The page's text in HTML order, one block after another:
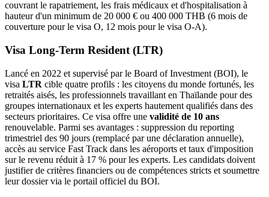
couvrant le rapatriement, les frais médicaux et d'hospitalisation à
hauteur d'un minimum de 20 000 € ou 400 000 THB (6 mois de
couverture pour le visa O, 12 mois pour le visa O-A).
Visa Long-Term Resident (LTR)
Lancé en 2022 et supervisé par le Board of Investment (BOI), le
visa LTR cible quatre profils : les citoyens du monde fortunés, les
retraités aisés, les professionnels travaillant en Thaïlande pour des
groupes internationaux et les experts hautement qualifiés dans des
secteurs prioritaires. Ce visa offre une validité de 10 ans
renouvelable. Parmi ses avantages : suppression du reporting
trimestriel des 90 jours (remplacé par une déclaration annuelle),
accès au service Fast Track dans les aéroports et taux d'imposition
sur le revenu réduit à 17 % pour les experts. Les candidats doivent
justifier de critères financiers ou de compétences stricts et soumettre
leur dossier via le portail officiel du BOI.